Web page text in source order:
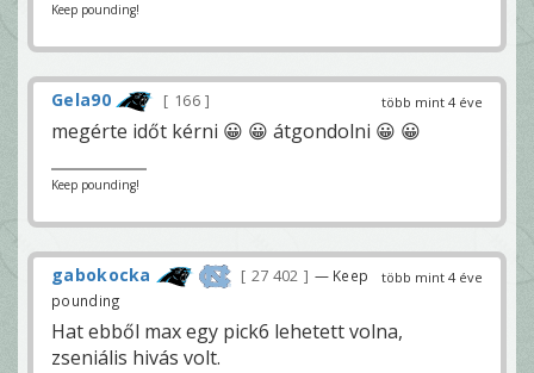
Keep pounding!
több mint 4 éve
Gela90 166
megérte időt kérni 😀 😀 átgondolni 😀 😀
Keep pounding!
több mint 4 éve
gabokocka 27 402
— Keep
pounding
Hat ebből max egy pick6 lehetett volna,
zseniális hivás volt.